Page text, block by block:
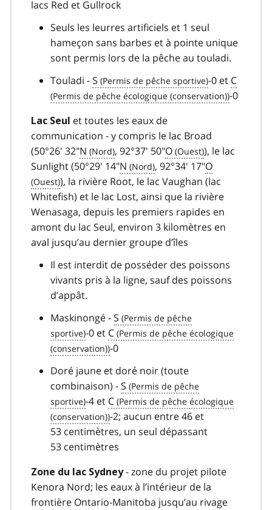
lacs Red et Gullrock
Seuls les leurres artificiels et 1 seul
hameçon sans barbes et à pointe unique
sont permis lors de la pêche au touladi.
Touladi -S -0 et C
-0
Lac Seul et toutes les eaux de
communication - y compris le lac Broad
(50°26' 32"N , 92°37' 50"O
), le lac
Sunlight (50°29' 14"N , 92°34' 17"O
), la rivière Root, le lac Vaughan (lac
Whitefish) et le lac Lost, ainsi que la rivière
Wenasaga, depuis les premiers rapides en
amont du lac Seul, environ 3 kilomètres en
aval jusqu’au dernier groupe d’îles
Il est interdit de posséder des poissons
vivants pris à la ligne, sauf des poissons
d’appât.
Maskinongé -S
-0 et C
-0
Doré jaune et doré noir (toute
combinaison) -S
-4 et C
-2; aucun entre 46 et
53 centimètres, un seul dépassant
53 centimètres
Zone du lac Sydney- zone du projet pilote
Kenora Nord; les eaux à l’intérieur de la
frontière Ontario-Manitoba jusqu’au rivage